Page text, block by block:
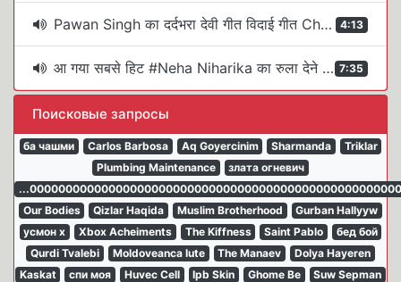
4:13
Pawan Singh का दर्दभरा देवी गीत विदाई गीत Chhodi Ke Jani Jaihe Bhojpuri Sad Devi Geet2026
7:35
आ गया सबसे हिट #Neha Niharika का रुला देने वाला विदाई गीत #Ek Vivah Esa Bhi #Bhojpuri Shadi Song New
Поисковые запросы
ба чашми Carlos Barbosa Aq Goyercinim Sharmanda
Triklar
Plumbing Maintenance
злата огневич
Our Bodies
Qizlar Haqida Muslim Brotherhood
Gurban Hallyyw
усмон х
Xbox Acheiments The Kiffness Saint Pablo
бед бой
Qurdi Tvalebi
Moldoveanca Iute The Manaev
Dolya Hayeren
Kaskat
спи моя Huvec Cell Ipb Skin Ghome Be
Suw Sepman